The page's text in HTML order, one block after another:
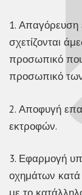
1. Απαγόρευση
σχετίζονται
προσωπικό που
προσωπικό
2. Αποφυγή
εκτροφών.
3. Εφαρμογή
οχημάτων κατά